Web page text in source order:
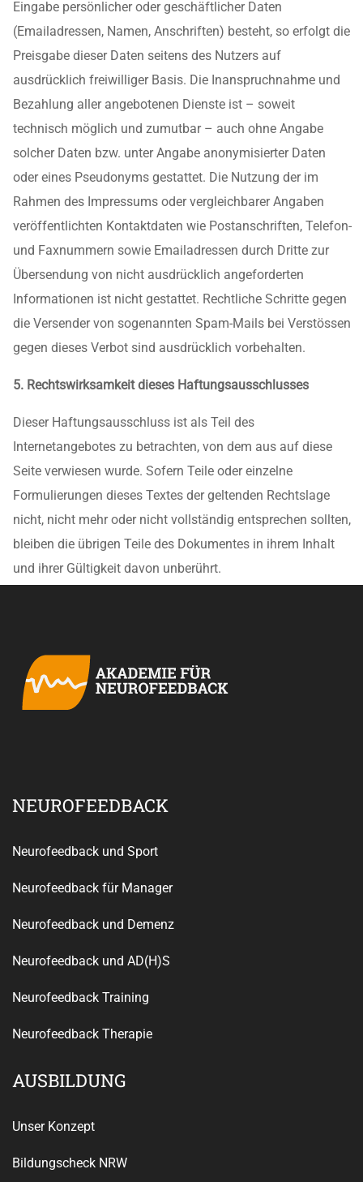
Eingabe persönlicher oder geschäftlicher Daten
(Emailadressen, Namen, Anschriften) besteht, so erfolgt die
Preisgabe dieser Daten seitens des Nutzers auf
ausdrücklich freiwilliger Basis. Die Inanspruchnahme und
Bezahlung aller angebotenen Dienste ist – soweit
technisch möglich und zumutbar – auch ohne Angabe
solcher Daten bzw. unter Angabe anonymisierter Daten
oder eines Pseudonyms gestattet. Die Nutzung der im
Rahmen des Impressums oder vergleichbarer Angaben
veröffentlichten Kontaktdaten wie Postanschriften, Telefon-
und Faxnummern sowie Emailadressen durch Dritte zur
Übersendung von nicht ausdrücklich angeforderten
Informationen ist nicht gestattet. Rechtliche Schritte gegen
die Versender von sogenannten Spam-Mails bei Verstössen
gegen dieses Verbot sind ausdrücklich vorbehalten.
5. Rechtswirksamkeit dieses Haftungsausschlusses
Dieser Haftungsausschluss ist als Teil des
Internetangebotes zu betrachten, von dem aus auf diese
Seite verwiesen wurde. Sofern Teile oder einzelne
Formulierungen dieses Textes der geltenden Rechtslage
nicht, nicht mehr oder nicht vollständig entsprechen sollten,
bleiben die übrigen Teile des Dokumentes in ihrem Inhalt
und ihrer Gültigkeit davon unberührt.
NEUROFEEDBACK
Neurofeedback und Sport
Neurofeedback für Manager
Neurofeedback und Demenz
Neurofeedback und AD(H)S
Neurofeedback Training
Neurofeedback Therapie
AUSBILDUNG
Unser Konzept
Bildungscheck NRW